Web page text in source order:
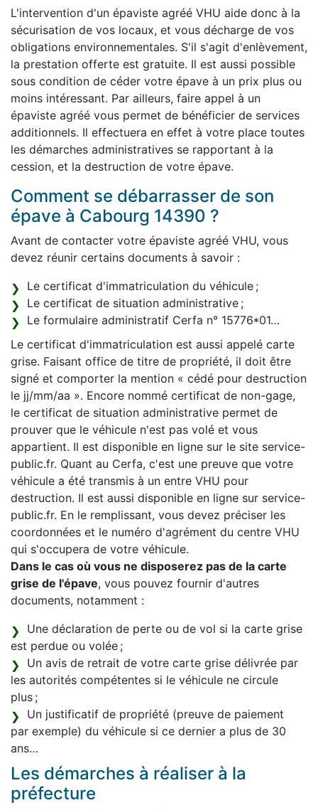
L'intervention d'un épaviste agréé VHU aide donc à la
sécurisation de vos locaux, et vous décharge de vos
obligations environnementales. S'il s'agit d'enlèvement,
la prestation offerte est gratuite. Il est aussi possible
sous condition de céder votre épave à un prix plus ou
moins intéressant. Par ailleurs, faire appel à un
épaviste agréé vous permet de bénéficier de services
additionnels. Il effectuera en effet à votre place toutes
les démarches administratives se rapportant à la
cession, et la destruction de votre épave.
Comment se débarrasser de son
épave à Cabourg 14390 ?
Avant de contacter votre épaviste agréé VHU, vous
devez réunir certains documents à savoir :
Le certificat d'immatriculation du véhicule ;
Le certificat de situation administrative ;
Le formulaire administratif Cerfa n° 15776*01…
Le certificat d'immatriculation est aussi appelé carte
grise. Faisant office de titre de propriété, il doit être
signé et comporter la mention « cédé pour destruction
le jj/mm/aa ». Encore nommé certificat de non-gage,
le certificat de situation administrative permet de
prouver que le véhicule n'est pas volé et vous
appartient. Il est disponible en ligne sur le site service-
public.fr. Quant au Cerfa, c'est une preuve que votre
véhicule a été transmis à un entre VHU pour
destruction. Il est aussi disponible en ligne sur service-
public.fr. En le remplissant, vous devez préciser les
coordonnées et le numéro d'agrément du centre VHU
qui s'occupera de votre véhicule.
Dans le cas où vous ne disposerez pas de la carte
grise de l'épave, vous pouvez fournir d'autres
documents, notamment :
Une déclaration de perte ou de vol si la carte grise
est perdue ou volée ;
Un avis de retrait de votre carte grise délivrée par
les autorités compétentes si le véhicule ne circule
plus ;
Un justificatif de propriété (preuve de paiement
par exemple) du véhicule si ce dernier a plus de 30
ans…
Les démarches à réaliser à la
préfecture